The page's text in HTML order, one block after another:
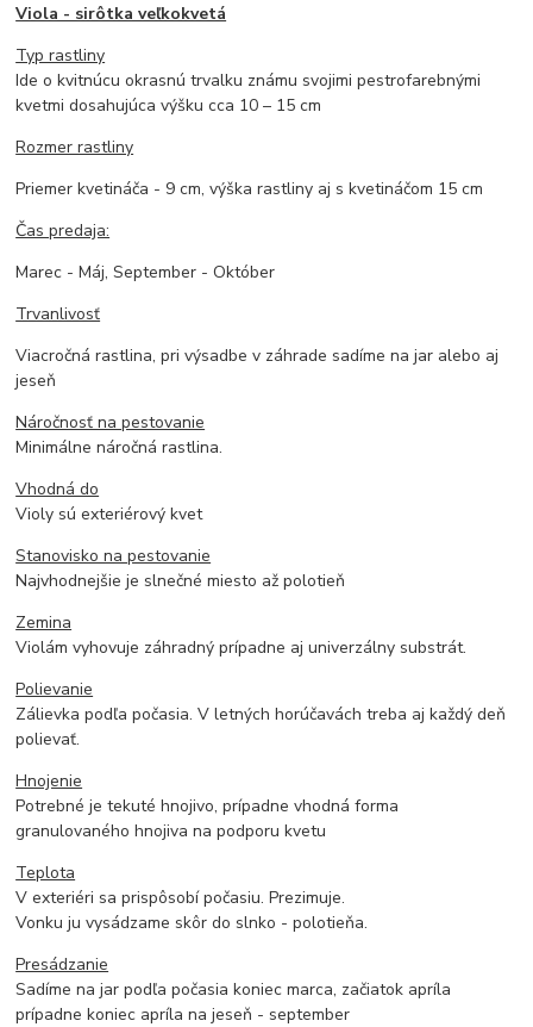
Viola - sirôtka veľkokvetá
Typ rastliny
Ide o kvitnúcu okrasnú trvalku známu svojimi pestrofarebnými
kvetmi dosahujúca výšku cca 10 – 15 cm
Rozmer rastliny
Priemer kvetináča - 9 cm, výška rastliny aj s kvetináčom 15 cm
Čas predaja:
Marec - Máj, September - Október
Trvanlivosť
Viacročná rastlina, pri výsadbe v záhrade sadíme na jar alebo aj
jeseň
Náročnosť na pestovanie
Minimálne náročná rastlina.
Vhodná do
Violy sú exteriérový kvet
Stanovisko na pestovanie
Najvhodnejšie je slnečné miesto až polotieň
Zemina
Violám vyhovuje záhradný prípadne aj univerzálny substrát.
Polievanie
Zálievka podľa počasia. V letných horúčavách treba aj každý deň
polievať.
Hnojenie
Potrebné je tekuté hnojivo, prípadne vhodná forma
granulovaného hnojiva na podporu kvetu
Teplota
V exteriéri sa prispôsobí počasiu. Prezimuje.
Vonku ju vysádzame skôr do slnko - polotieňa.
Presádzanie
Sadíme na jar podľa počasia koniec marca, začiatok apríla
prípadne koniec apríla na jeseň - september